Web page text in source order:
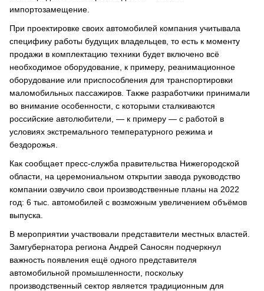
импортозамещение.
При проектировке своих автомобилей компания учитывала
специфику работы будущих владельцев, то есть к моменту
продажи в комплектацию техники будет включено всё
необходимое оборудование, к примеру, реанимационное
оборудование или приспособления для транспортировки
маломобильных пассажиров. Также разработчики принимали
во внимание особенности, с которыми сталкиваются
российские автолюбители, — к примеру — с работой в
условиях экстремального температурного режима и
бездорожья.
Как сообщает пресс-служба правительства Нижегородской
области, на церемониальном открытии завода руководство
компании озвучило свои производственные планы на 2022
год: 6 тыс. автомобилей с возможным увеличением объёмов
выпуска.
В мероприятии участвовали представители местных властей.
Замгубернатора региона Андрей Саносян подчеркнул
важность появления ещё одного представителя
автомобильной промышленности, поскольку
производственный сектор является традиционным для